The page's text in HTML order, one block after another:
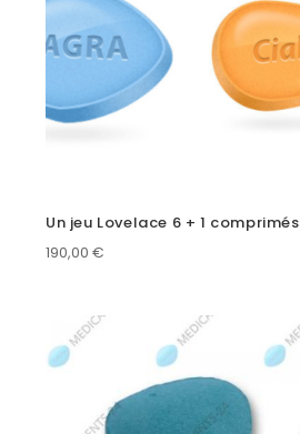
Un jeu Lovelace 6 + 1 comprimés
190,00 €